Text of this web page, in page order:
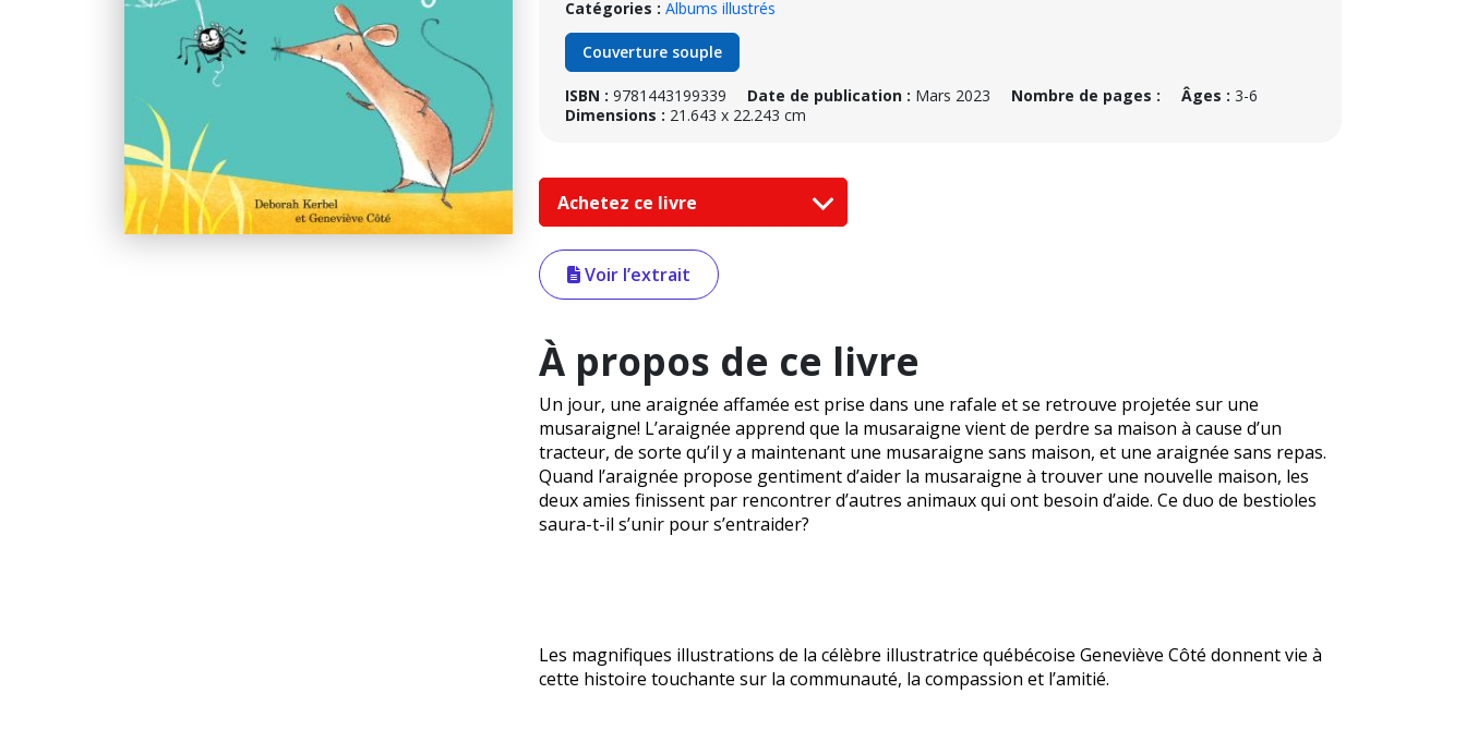
Catégories : Albums illustrés
Couverture souple
ISBN : 9781443199339 Date de publication : Mars 2023 Nombre de pages : Âges : 3-6
Dimensions : 21.643 x 22.243 cm
Achetez ce livre
Voir l’extrait
À propos de ce livre
Un jour, une araignée affamée est prise dans une rafale et se retrouve projetée sur une
musaraigne! L’araignée apprend que la musaraigne vient de perdre sa maison à cause d’un
tracteur, de sorte qu’il y a maintenant une musaraigne sans maison, et une araignée sans repas.
Quand l’araignée propose gentiment d’aider la musaraigne à trouver une nouvelle maison, les
deux amies finissent par rencontrer d’autres animaux qui ont besoin d’aide. Ce duo de bestioles
saura-t-il s’unir pour s’entraider?
Les magnifiques illustrations de la célèbre illustratrice québécoise Geneviève Côté donnent vie à
cette histoire touchante sur la communauté, la compassion et l’amitié.